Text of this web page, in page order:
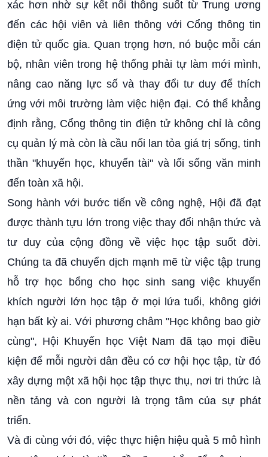
xác hơn nhờ sự kết nối thông suốt từ Trung ương
đến các hội viên và liên thông với Cổng thông tin
điện tử quốc gia. Quan trọng hơn, nó buộc mỗi cán
bộ, nhân viên trong hệ thống phải tự làm mới mình,
nâng cao năng lực số và thay đổi tư duy để thích
ứng với môi trường làm việc hiện đại. Có thể khẳng
định rằng, Cổng thông tin điện tử không chỉ là công
cụ quản lý mà còn là cầu nối lan tỏa giá trị sống, tinh
thần "khuyến học, khuyến tài" và lối sống văn minh
đến toàn xã hội.
Song hành với bước tiến về công nghệ, Hội đã đạt
được thành tựu lớn trong việc thay đổi nhận thức và
tư duy của cộng đồng về việc học tập suốt đời.
Chúng ta đã chuyển dịch mạnh mẽ từ việc tập trung
hỗ trợ học bổng cho học sinh sang việc khuyến
khích người lớn học tập ở mọi lứa tuổi, không giới
hạn bất kỳ ai. Với phương châm "Học không bao giờ
cùng", Hội Khuyến học Việt Nam đã tạo mọi điều
kiện để mỗi người dân đều có cơ hội học tập, từ đó
xây dựng một xã hội học tập thực thụ, nơi tri thức là
nền tảng và con người là trọng tâm của sự phát
triển.
Và đi cùng với đó, việc thực hiện hiệu quả 5 mô hình